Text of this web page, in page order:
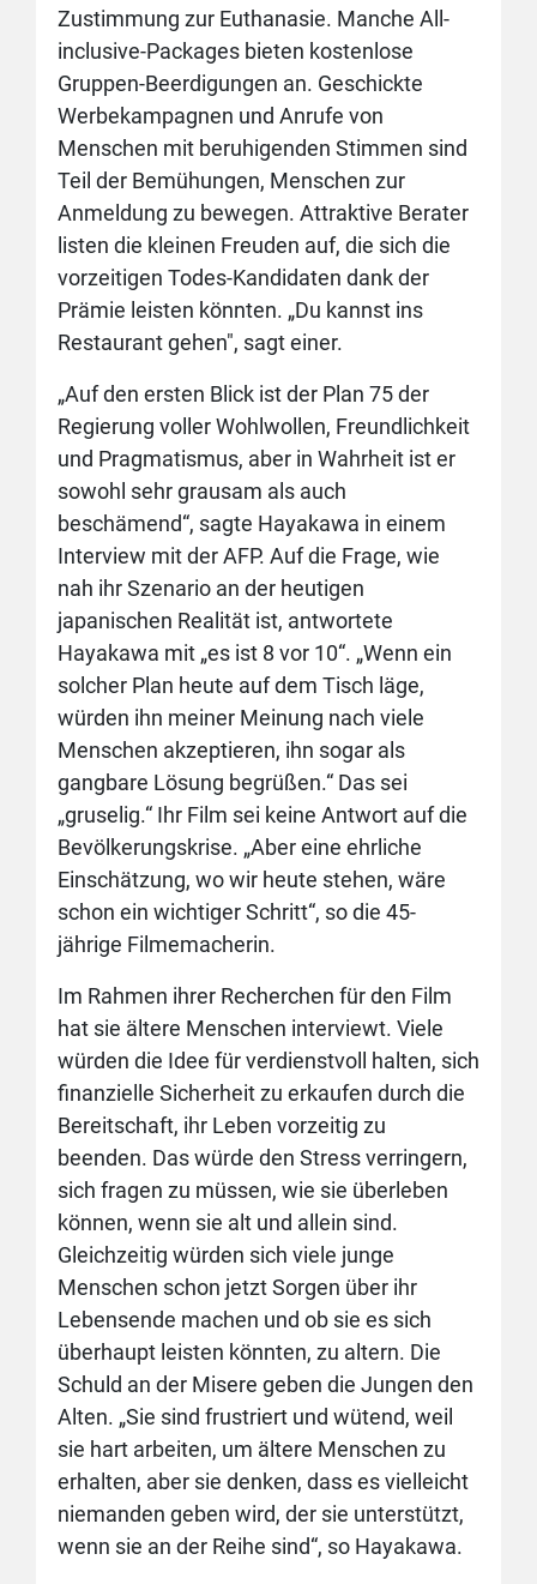
Zustimmung zur Euthanasie. Manche All-
inclusive-Packages bieten kostenlose
Gruppen-Beerdigungen an. Geschickte
Werbekampagnen und Anrufe von
Menschen mit beruhigenden Stimmen sind
Teil der Bemühungen, Menschen zur
Anmeldung zu bewegen. Attraktive Berater
listen die kleinen Freuden auf, die sich die
vorzeitigen Todes-Kandidaten dank der
Prämie leisten könnten. „Du kannst ins
Restaurant gehen", sagt einer.
„Auf den ersten Blick ist der Plan 75 der
Regierung voller Wohlwollen, Freundlichkeit
und Pragmatismus, aber in Wahrheit ist er
sowohl sehr grausam als auch
beschämend“, sagte Hayakawa in einem
Interview mit der AFP. Auf die Frage, wie
nah ihr Szenario an der heutigen
japanischen Realität ist, antwortete
Hayakawa mit „es ist 8 vor 10“. „Wenn ein
solcher Plan heute auf dem Tisch läge,
würden ihn meiner Meinung nach viele
Menschen akzeptieren, ihn sogar als
gangbare Lösung begrüßen.“ Das sei
„gruselig.“ Ihr Film sei keine Antwort auf die
Bevölkerungskrise. „Aber eine ehrliche
Einschätzung, wo wir heute stehen, wäre
schon ein wichtiger Schritt“, so die 45-
jährige Filmemacherin.
Im Rahmen ihrer Recherchen für den Film
hat sie ältere Menschen interviewt. Viele
würden die Idee für verdienstvoll halten, sich
finanzielle Sicherheit zu erkaufen durch die
Bereitschaft, ihr Leben vorzeitig zu
beenden. Das würde den Stress verringern,
sich fragen zu müssen, wie sie überleben
können, wenn sie alt und allein sind.
Gleichzeitig würden sich viele junge
Menschen schon jetzt Sorgen über ihr
Lebensende machen und ob sie es sich
überhaupt leisten könnten, zu altern. Die
Schuld an der Misere geben die Jungen den
Alten. „Sie sind frustriert und wütend, weil
sie hart arbeiten, um ältere Menschen zu
erhalten, aber sie denken, dass es vielleicht
niemanden geben wird, der sie unterstützt,
wenn sie an der Reihe sind“, so Hayakawa.